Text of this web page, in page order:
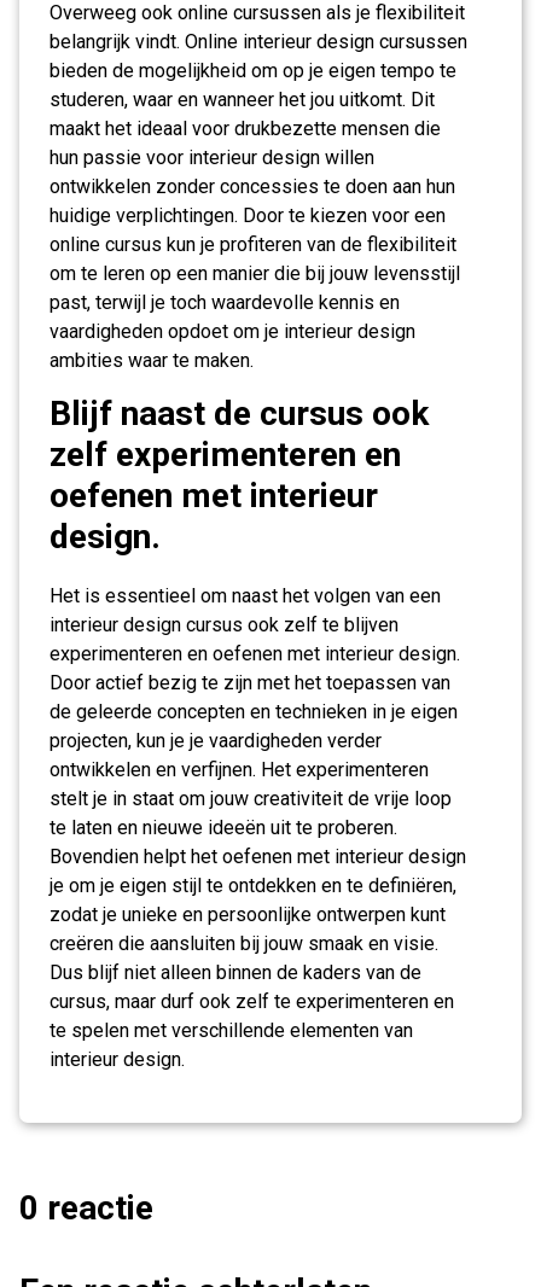
Overweeg ook online cursussen als je flexibiliteit
belangrijk vindt. Online interieur design cursussen
bieden de mogelijkheid om op je eigen tempo te
studeren, waar en wanneer het jou uitkomt. Dit
maakt het ideaal voor drukbezette mensen die
hun passie voor interieur design willen
ontwikkelen zonder concessies te doen aan hun
huidige verplichtingen. Door te kiezen voor een
online cursus kun je profiteren van de flexibiliteit
om te leren op een manier die bij jouw levensstijl
past, terwijl je toch waardevolle kennis en
vaardigheden opdoet om je interieur design
ambities waar te maken.
Blijf naast de cursus ook
zelf experimenteren en
oefenen met interieur
design.
Het is essentieel om naast het volgen van een
interieur design cursus ook zelf te blijven
experimenteren en oefenen met interieur design.
Door actief bezig te zijn met het toepassen van
de geleerde concepten en technieken in je eigen
projecten, kun je je vaardigheden verder
ontwikkelen en verfijnen. Het experimenteren
stelt je in staat om jouw creativiteit de vrije loop
te laten en nieuwe ideeën uit te proberen.
Bovendien helpt het oefenen met interieur design
je om je eigen stijl te ontdekken en te definiëren,
zodat je unieke en persoonlijke ontwerpen kunt
creëren die aansluiten bij jouw smaak en visie.
Dus blijf niet alleen binnen de kaders van de
cursus, maar durf ook zelf te experimenteren en
te spelen met verschillende elementen van
interieur design.
0 reactie